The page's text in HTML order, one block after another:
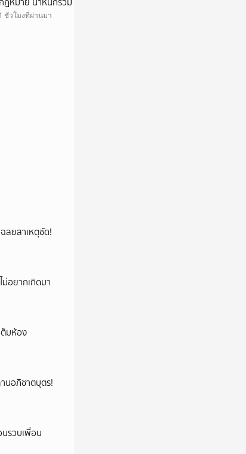
าจ้างเที่ยวละ 5,000 บาท
ชั่วโมงที่ผ่านมา
ลยสาเหตุชัด!
อยากเกิดมา
มห้อง
านอภิชาตบุตร!
รวบเพื่อน